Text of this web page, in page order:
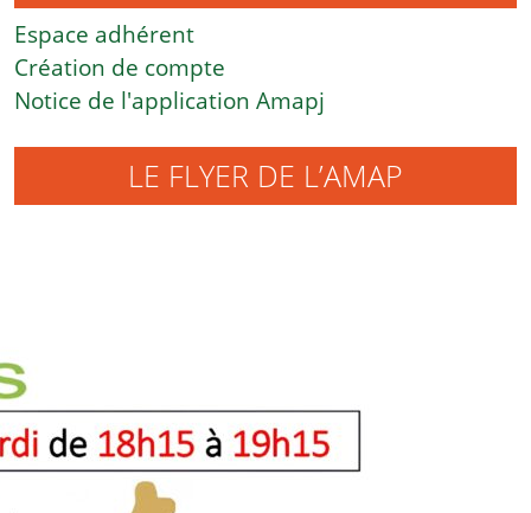
Espace adhérent
Création de compte
Notice de l'application Amapj
LE FLYER DE L’AMAP